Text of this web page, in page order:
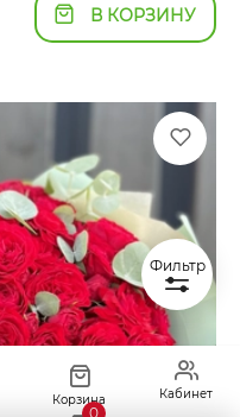
Корзина
0
Кабинет
В КОРЗИНУ
Фильтр